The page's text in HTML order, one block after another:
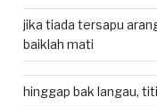
jika tiada tersapu
baiklah mati
hinggap bak langau,